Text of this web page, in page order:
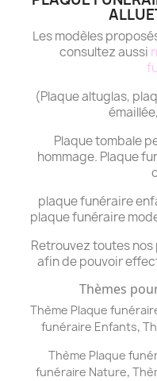
Les modèles
consultez aussi
(Plaque altuglas,
Plaque tombale
hommage. Plaque
plaque funéraire
plaque funéraire
Retrouvez toutes
afin de pouvoir
Thèmes
Thème Plaque
funéraire Enfants,
Thème Plaque
funéraire Nature,